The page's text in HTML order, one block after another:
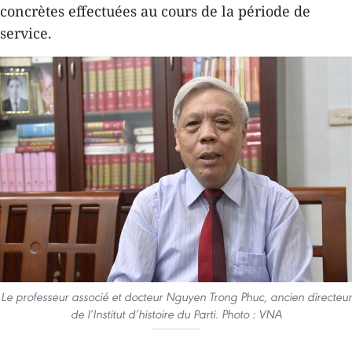
concrètes effectuées au cours de la période de
service.
Le professeur associé et docteur Nguyen Trong Phuc, ancien directeur
de l’Institut d’histoire du Parti. Photo : VNA